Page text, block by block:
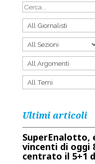
Ultimi articoli
SuperEnalotto,
vincenti di oggi
centrato il 5+1